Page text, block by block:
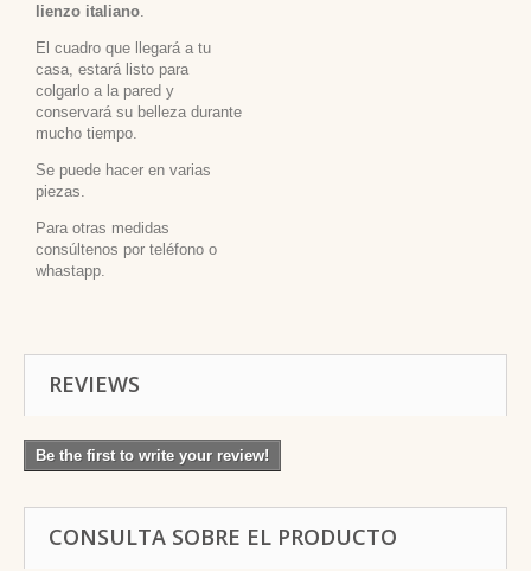
lienzo italiano
El cuadro que llegará a tu
casa, estará listo para
colgarlo a la pared y
conservará su belleza durante
mucho tiempo.
Se puede hacer en varias
piezas.
Para otras medidas
consúltenos por teléfono o
whastapp.
REVIEWS
Be the first to write your review!
CONSULTA SOBRE EL PRODUCTO